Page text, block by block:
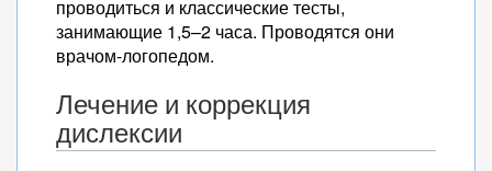
проводиться и классические тесты,
занимающие 1,5–2 часа. Проводятся они
врачом-логопедом.
Лечение и коррекция
дислексии